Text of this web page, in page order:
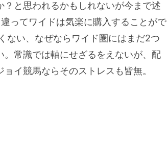
と思われるかもしれないが今まで述
ってワイドは気楽に購入することがで
ない、なぜならワイド圏にはまだ2つ
常識では軸にせざるをえないが、配
イ競馬ならそのストレスも皆無。